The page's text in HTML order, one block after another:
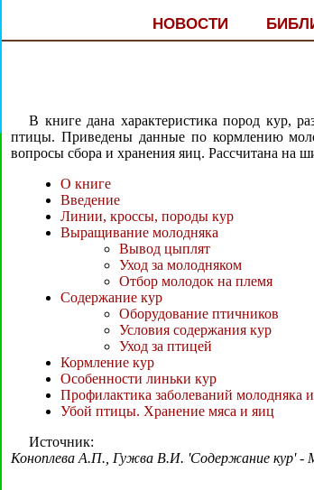
НОВОСТИ
В книге дана характеристика пород кур,
птицы. Приведены данные по кормлению
вопросы сбора и хранения яиц. Рассчитана на
О книге
Введение
Линии, кроссы, породы кур
Выращивание молодняка
Вывод цыплят
Уход за молодняком
Отбор молодок на племя
Содержание кур
Оборудование птичников
Условия содержания кур
Уход за птицей
Кормление кур
Особенности линьки кур
Профилактика заболеваний молодняка
Убой птицы. Хранение мяса и яиц
Источник:
Коноплева А.П., Гужва В.И. 'Содержание кур' -